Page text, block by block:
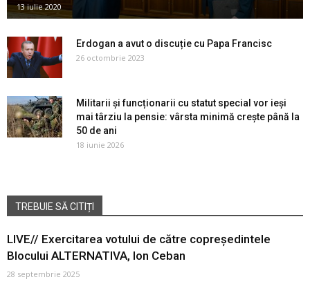
13 iulie 2020
Erdogan a avut o discuție cu Papa Francisc
26 octombrie 2023
Militarii și funcționarii cu statut special vor ieși
mai târziu la pensie: vârsta minimă crește până la
50 de ani
18 iunie 2026
TREBUIE SĂ CITIȚI
LIVE// Exercitarea votului de către copreședintele
Blocului ALTERNATIVA, Ion Ceban
28 septembrie 2025